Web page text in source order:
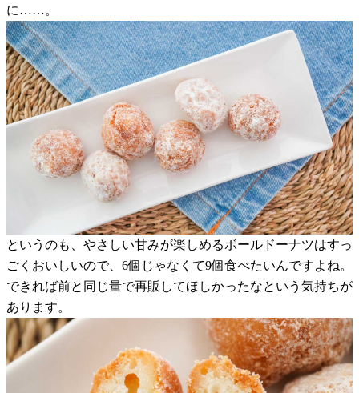
に……。
というのも、やさしい甘みが楽しめるボールドーナツはすっ
ごくおいしいので、6個じゃなくて9個食べたいんですよね。
できれば前と同じ量で再販してほしかったなという気持ちが
あります。